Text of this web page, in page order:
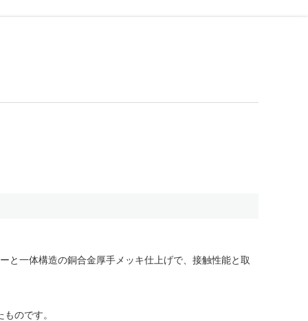
と一体構造の銅合金厚手メッキ仕上げで、接触性能と取
のです。